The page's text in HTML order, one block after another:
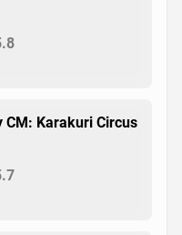
CM: Karakuri Circus